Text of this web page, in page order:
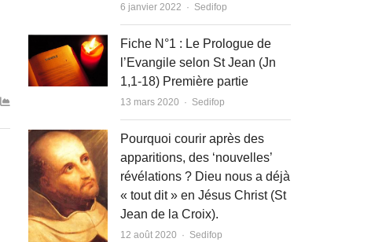
6 janvier 2022 Author
Sedifop
Fiche N°1 : Le Prologue de
l’Evangile selon St Jean (Jn
1,1-18) Première partie
13 mars 2020 Author
Sedifop
Pourquoi courir après des
apparitions, des ‘nouvelles’
révélations ? Dieu nous a déjà
« tout dit » en Jésus Christ (St
Jean de la Croix).
12 août 2020 Author
Sedifop